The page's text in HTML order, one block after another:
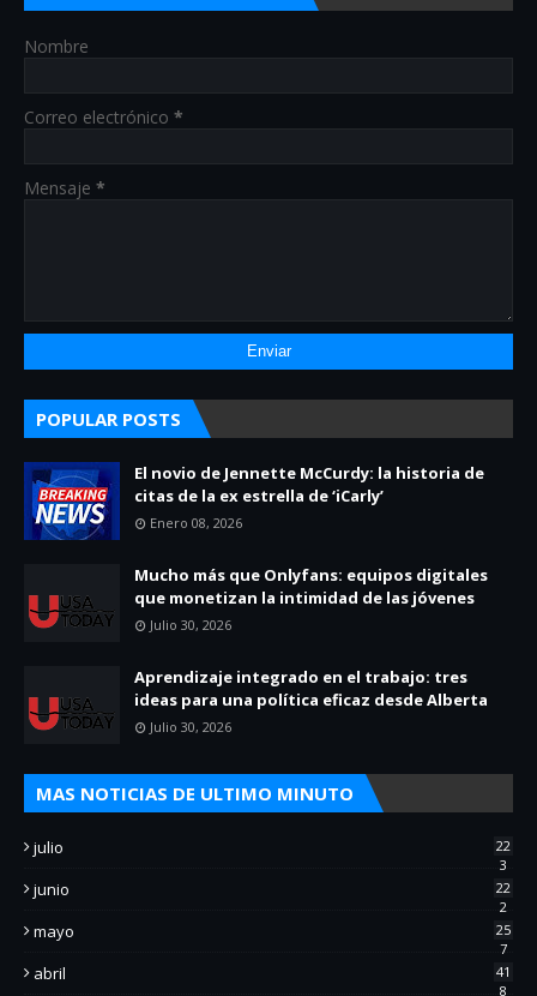
Nombre
Correo electrónico *
Mensaje *
POPULAR POSTS
El novio de Jennette McCurdy: la historia de
citas de la ex estrella de ‘iCarly’
Enero 08, 2026
Mucho más que Onlyfans: equipos digitales
que monetizan la intimidad de las jóvenes
Julio 30, 2026
Aprendizaje integrado en el trabajo: tres
ideas para una política eficaz desde Alberta
Julio 30, 2026
MAS NOTICIAS DE ULTIMO MINUTO
julio
22
3
junio
22
2
mayo
25
7
abril
41
8